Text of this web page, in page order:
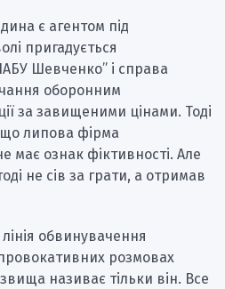
є агентом під
пригадується
Шевченко” і справа
оборонним
за завищеними цінами. Тоді
липова фірма
має ознак фіктивності. Але
не сів за грати, а отримав
обвинувачення
розмовах
називає тільки він. Все